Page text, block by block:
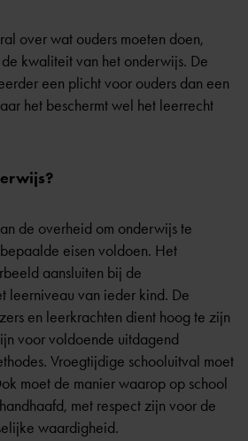
over wat ouders moeten doen,
kwaliteit van het onderwijs. De
een plicht voor ouders dan een
het beschermt wel het leerrecht
de overheid om onderwijs te
eisen voldoen. Het
aansluiten bij de
leerniveau van ieder kind. De
en leerkrachten dient hoog te zijn
voor voldoende uitdagend
Vroegtijdige schooluitval moet
moet de manier waarop op school
met respect zijn voor de
waardigheid.